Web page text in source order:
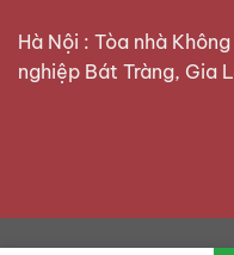
Hà Nội : Tòa nhà
nghiệp Bát Tràng, Gia